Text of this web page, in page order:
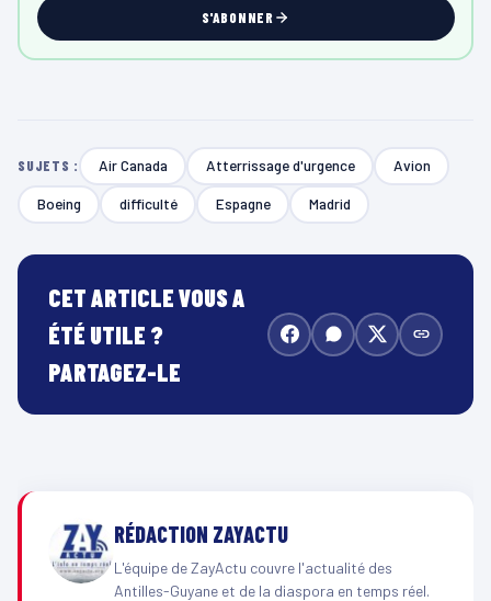
S'ABONNER
SUJETS : Air Canada Atterrissage d'urgence Avion
Boeing difficulté Espagne Madrid
CET ARTICLE VOUS A
ÉTÉ UTILE ?
PARTAGEZ-LE
RÉDACTION ZAYACTU
L'équipe de ZayActu couvre l'actualité des
Antilles-Guyane et de la diaspora en temps réel.